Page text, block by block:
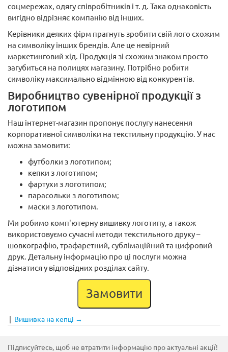
соцмережах, одягу співробітників і т. д. Така однаковість
вигідно відрізняє компанію від інших.
Керівники деяких фірм прагнуть зробити свій лого схожим
на символіку інших брендів. Але це невірний
маркетинговий хід. Продукція зі схожим знаком просто
загубиться на полицях магазину. Потрібно робити
символіку максимально відмінною від конкурентів.
Виробництво сувенірної продукції з
логотипом
Наш інтернет-магазин пропонує послугу нанесення
корпоративної символіки на текстильну продукцію. У нас
можна замовити:
футболки з логотипом;
кепки з логотипом;
фартухи з логотипом;
парасольки з логотипом;
маски з логотипом.
Ми робимо комп'ютерну вишивку логотипу, а також
використовуємо сучасні методи текстильного друку –
шовкографію, трафаретний, сублімаційний та цифровий
друк. Детальну інформацію про ці послуги можна
дізнатися у відповідних розділах сайту.
Замовити
Вишивка на кепці →
Підписуйтесь, щоб не втратити інформацію про актуальні акції!